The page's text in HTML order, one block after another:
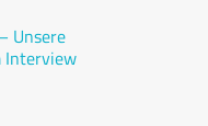
Unsere
Interview